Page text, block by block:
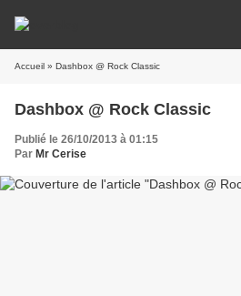
Accueil » Dashbox @ Rock Classic
Dashbox @ Rock Classic
Publié le 26/10/2013 à 01:15
Par Mr Cerise